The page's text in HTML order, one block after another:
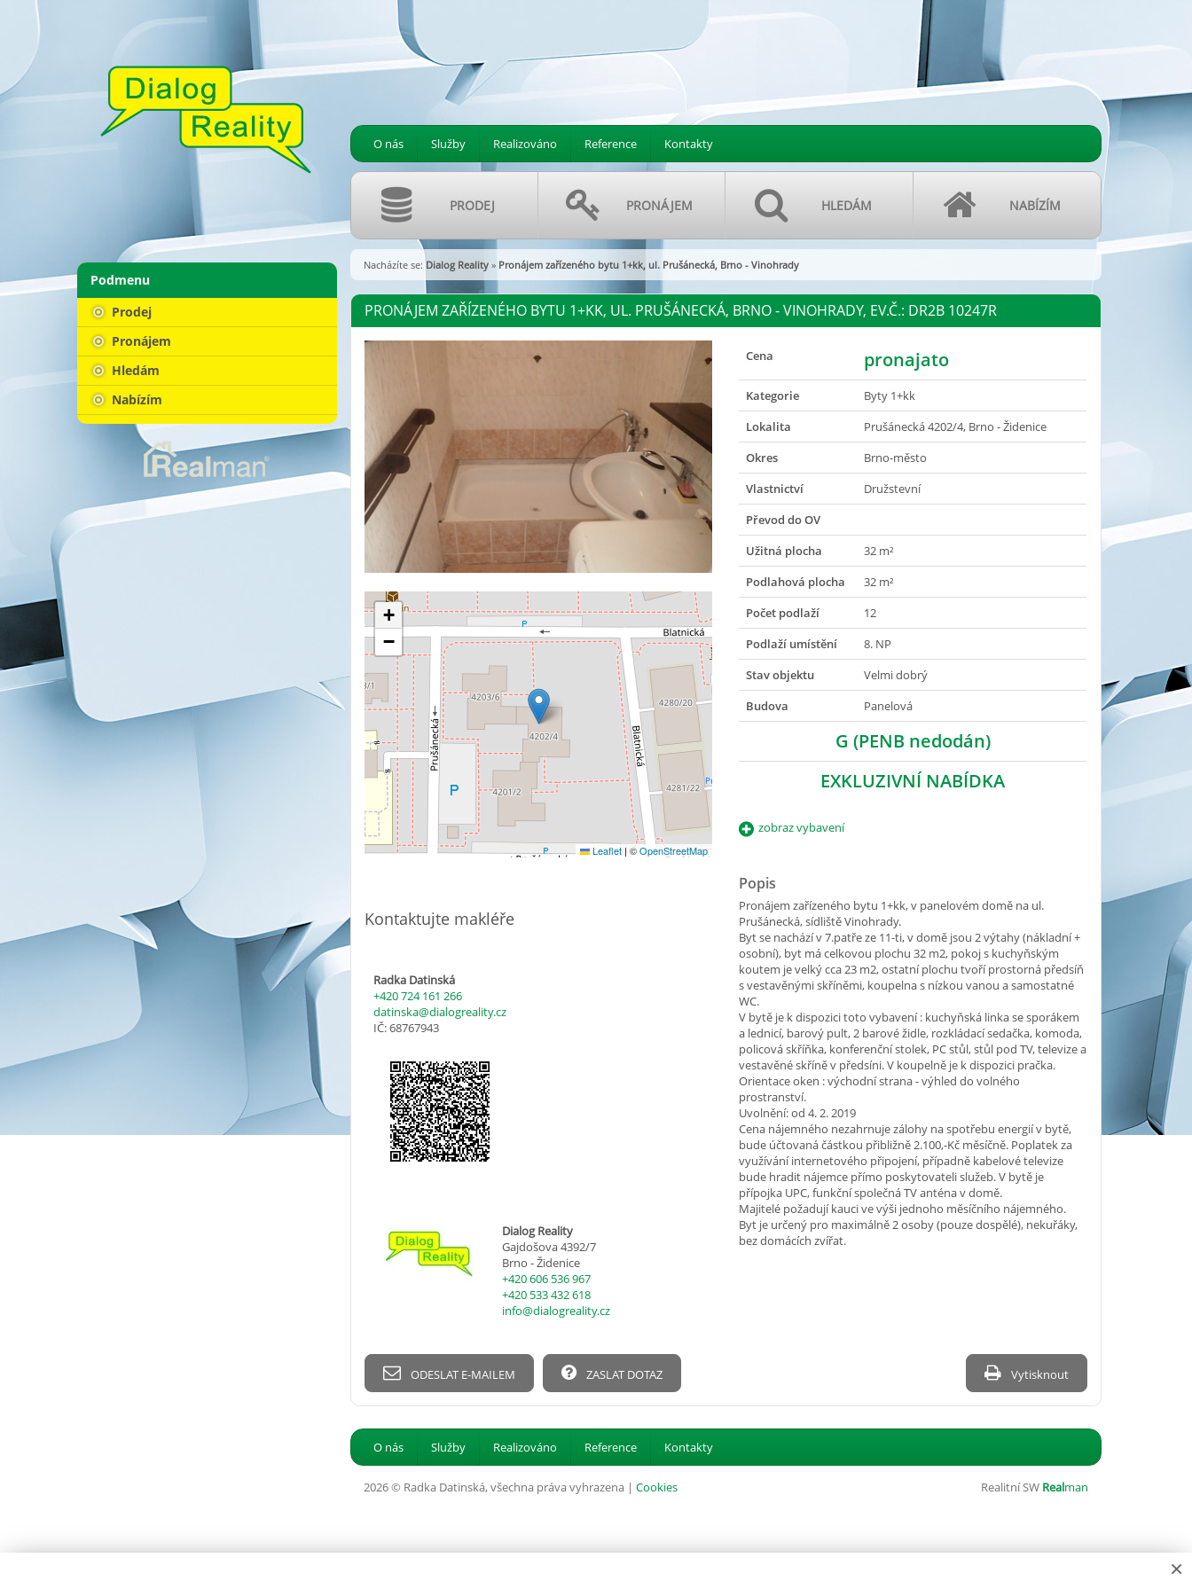
O nás Služby Realizováno Reference Kontakty
PRODEJ PRONÁJEM HLEDÁM NABÍZÍM
Podmenu
Prodej
Pronájem
Hledám
Nabízím
Nacházíte se: Dialog Reality » Pronájem zařízeného bytu 1+kk, ul. Prušánecká, Brno - Vinohrady
PRONÁJEM ZAŘÍZENÉHO BYTU 1+KK, UL. PRUŠÁNECKÁ, BRNO - VINOHRADY, EV.Č.: DR2B 10247R
+
−
Leaflet |©OpenStreetMap
Kontaktujte makléře
Radka Datinská
+420 724 161 266
datinska@dialogreality.cz
IČ: 68767943
Dialog Reality
Gajdošova 4392/7
Brno - Židenice
+420 606 536 967
+420 533 432 618
info@dialogreality.cz
Cena pronajato
Kategorie
Byty 1+kk
Lokalita
Prušánecká 4202/4, Brno - Židenice
Okres
Brno-město
Vlastnictví
Družstevní
Převod do OV
Užitná plocha
32 m²
Podlahová plocha
32 m²
Počet podlaží
12
Podlaží umístění
8. NP
Stav objektu
Velmi dobrý
Budova
Panelová
G (PENB nedodán)
EXKLUZIVNÍ NABÍDKA
zobraz vybavení
Popis
Pronájem zařízeného bytu 1+kk, v panelovém domě na ul.
Prušánecká, sídliště Vinohrady.
Byt se nachází v 7.patře ze 11-ti, v domě jsou 2 výtahy (nákladní +
osobní), byt má celkovou plochu 32 m2, pokoj s kuchyňským
koutem je velký cca 23 m2, ostatní plochu tvoří prostorná předsíň
s vestavěnými skříněmi, koupelna s nízkou vanou a samostatné
WC.
V bytě je k dispozici toto vybavení : kuchyňská linka se sporákem
a lednicí, barový pult, 2 barové židle, rozkládací sedačka, komoda,
policová skříňka, konferenční stolek, PC stůl, stůl pod TV, televize a
vestavěné skříně v předsíni. V koupelně je k dispozici pračka.
Orientace oken : východní strana - výhled do volného
prostranství.
Uvolnění: od 4. 2. 2019
Cena nájemného nezahrnuje zálohy na spotřebu energií v bytě,
bude účtovaná částkou přibližně 2.100,-Kč měsíčně. Poplatek za
využívání internetového připojení, případně kabelové televize
bude hradit nájemce přímo poskytovateli služeb. V bytě je
přípojka UPC, funkční společná TV anténa v domě.
Majitelé požadují kauci ve výši jednoho měsíčního nájemného.
Byt je určený pro maximálně 2 osoby (pouze dospělé), nekuřáky,
bez domácích zvířat.
ODESLAT E-MAILEM ZASLAT DOTAZ Vytisknout
O nás Služby Realizováno Reference Kontakty
2026 © Radka Datinská, všechna práva vyhrazena | Cookies Realitní SW Realman
×